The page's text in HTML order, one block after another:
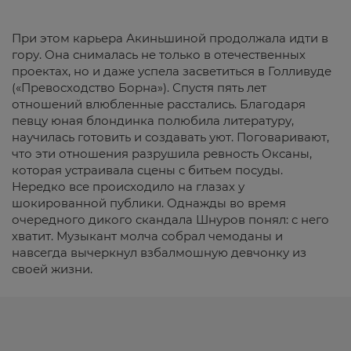
При этом карьера Акиньшиной продолжала идти в
гору. Она снималась не только в отечественных
проектах, но и даже успела засветиться в Голливуде
(«Превосходство Борна»). Спустя пять лет
отношений влюбленные расстались. Благодаря
певцу юная блондинка полюбила литературу,
научилась готовить и создавать уют. Поговаривают,
что эти отношения разрушила ревность Оксаны,
которая устраивала сцены с битьем посуды.
Нередко все происходило на глазах у
шокированной публики. Однажды во время
очередного дикого скандала Шнуров понял: с него
хватит. Музыкант молча собрал чемоданы и
навсегда вычеркнул взбалмошную девчонку из
своей жизни.